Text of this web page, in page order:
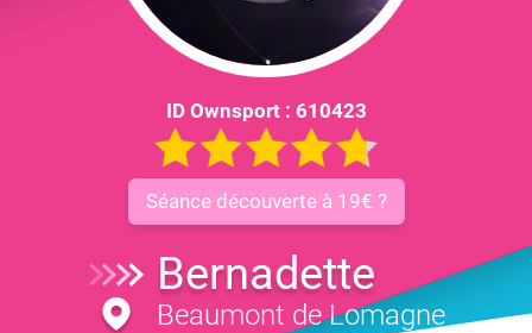
ID Ownsport : 610423
Séance découverte à 19€ ?
Bernadette
Beaumont de Lomagne